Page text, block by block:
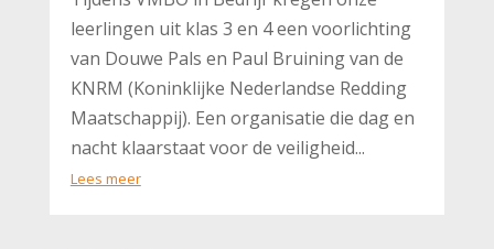
leerlingen uit klas 3 en 4 een voorlichting
van Douwe Pals en Paul Bruining van de
KNRM (Koninklijke Nederlandse Redding
Maatschappij). Een organisatie die dag en
nacht klaarstaat voor de veiligheid...
Lees meer